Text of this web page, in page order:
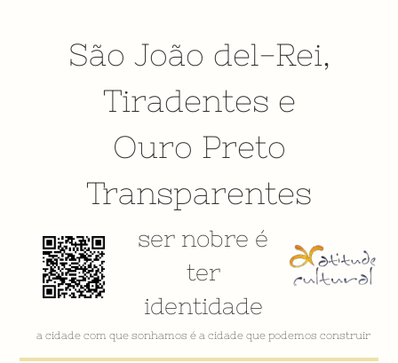
São João del-Rei,
Tiradentes e
Ouro Preto
Transparentes
ser nobre é
ter
identidade
a cidade com que sonhamos é a cidade que podemos construir